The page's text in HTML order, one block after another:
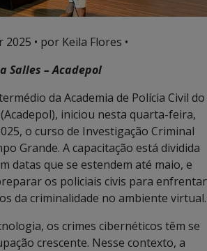
2025 • por Keila Flores •
Salles – Acadepol
da Academia de Polícia Civil do
iniciou nesta quarta-feira,
o curso de Investigação Criminal
Grande. A capacitação está dividida
datas que se estendem até maio, e
os policiais civis para enfrentar
da criminalidade no ambiente virtual.
os crimes cibernéticos têm se
crescente. Nesse contexto, a